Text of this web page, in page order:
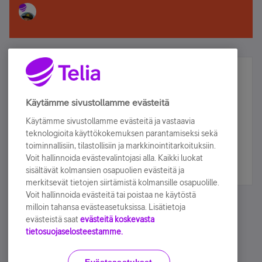
Älä jää paitsi – osallistu ja voita!
Tilaa Telian uutiskirje ja olet mukana arvonnassa.
sähköpostiisi.
Tilaa nyt
Käytämme sivustollamme evästeitä
Käytämme sivustollamme evästeitä ja vastaavia
teknologioita käyttökokemuksen parantamiseksi sekä
toiminnallisiin, tilastollisiin ja markkinointitarkoituksiin.
Voit hallinnoida evästevalintojasi alla. Kaikki luokat
sisältävät kolmansien osapuolien evästeitä ja
merkitsevät tietojen siirtämistä kolmansille osapuolille.
Voit hallinnoida evästeitä tai poistaa ne käytöstä
milloin tahansa evästeasetuksissa. Lisätietoja
evästeistä saat evästeitä koskevasta
tietosuojaselosteestamme.